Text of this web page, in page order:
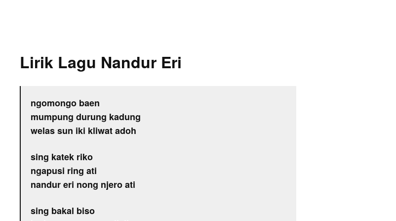
Lirik Lagu Nandur Eri
ngomongo baen
mumpung durung kadung
welas sun iki kliwat adoh
sing katek riko
ngapusi ring ati
nandur eri nong njero ati
sing bakal biso